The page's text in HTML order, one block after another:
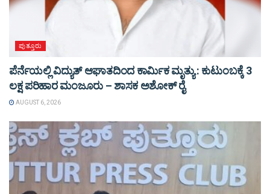
ಪುತ್ತೂರು
ಪೆರ್ನೆಯಲ್ಲಿ ವಿದ್ಯುತ್ ಆಘಾತದಿಂದ ಕಾರ್ಮಿಕ ಮೃತ್ಯು : ಕುಟುಂಬಕ್ಕೆ 3
ಲಕ್ಷ ಪರಿಹಾರ ಮಂಜೂರು – ಶಾಸಕ ಅಶೋಕ್ ರೈ
AUGUST 6, 2026